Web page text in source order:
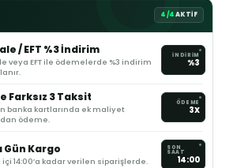
4/4AKTİF
/ EFT %3 İndirim
veya EFT ile ödemelerde %3 indirim
İNDİRİM
%3
Farksız 3 Taksit
banka kartlarında ek maliyet
ödeme.
ÖDEME
3X
Gün Kargo
içi 14:00’a kadar verilen siparişlerde.
SON
SAAT
14:00